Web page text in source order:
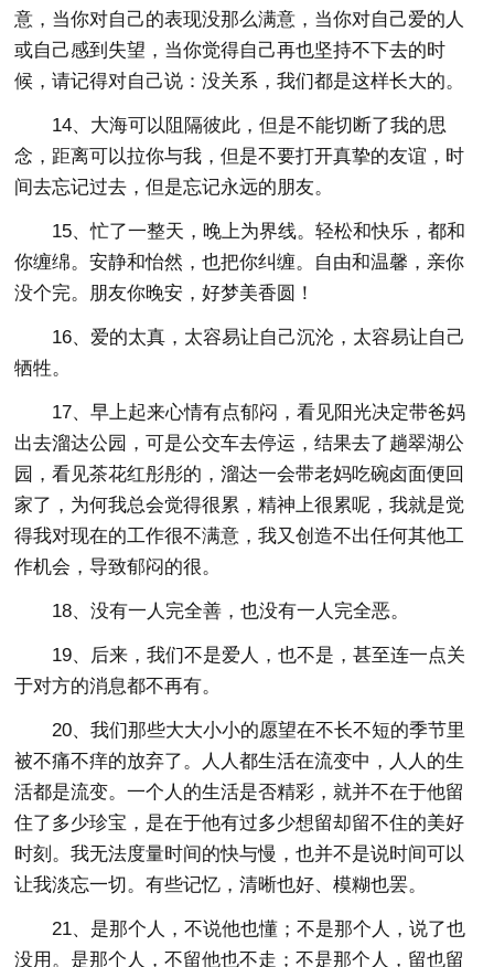
意，当你对自己的表现没那么满意，当你对自己爱的人
或自己感到失望，当你觉得自己再也坚持不下去的时
候，请记得对自己说：没关系，我们都是这样长大的。
14、大海可以阻隔彼此，但是不能切断了我的思
念，距离可以拉你与我，但是不要打开真挚的友谊，时
间去忘记过去，但是忘记永远的朋友。
15、忙了一整天，晚上为界线。轻松和快乐，都和
你缠绵。安静和怡然，也把你纠缠。自由和温馨，亲你
没个完。朋友你晚安，好梦美香圆！
16、爱的太真，太容易让自己沉沦，太容易让自己
牺牲。
17、早上起来心情有点郁闷，看见阳光决定带爸妈
出去溜达公园，可是公交车去停运，结果去了趟翠湖公
园，看见茶花红彤彤的，溜达一会带老妈吃碗卤面便回
家了，为何我总会觉得很累，精神上很累呢，我就是觉
得我对现在的工作很不满意，我又创造不出任何其他工
作机会，导致郁闷的很。
18、没有一人完全善，也没有一人完全恶。
19、后来，我们不是爱人，也不是，甚至连一点关
于对方的消息都不再有。
20、我们那些大大小小的愿望在不长不短的季节里
被不痛不痒的放弃了。人人都生活在流变中，人人的生
活都是流变。一个人的生活是否精彩，就并不在于他留
住了多少珍宝，是在于他有过多少想留却留不住的美好
时刻。我无法度量时间的快与慢，也并不是说时间可以
让我淡忘一切。有些记忆，清晰也好、模糊也罢。
21、是那个人，不说他也懂；不是那个人，说了也
没用。是那个人，不留他也不走；不是那个人，留也留